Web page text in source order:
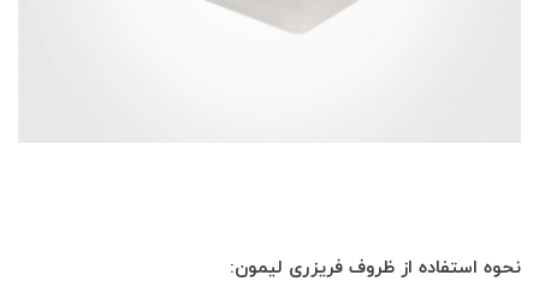
نحوه استفاده از ظروف فریزری لیمون: